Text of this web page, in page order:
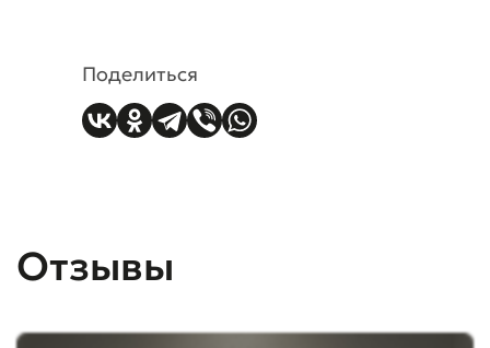
Поделиться
Отзывы